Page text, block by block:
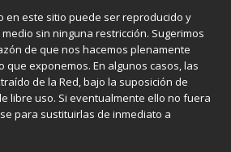
en este sitio puede ser reproducido y
sin ninguna restricción. Sugerimos
de que nos hacemos plenamente
exponemos. En algunos casos, las
de la Red, bajo la suposición de
libre uso. Si eventualmente ello no fuera
para sustituirlas de inmediato a